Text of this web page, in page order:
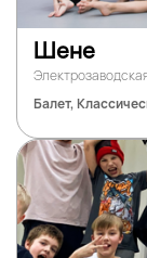
Шене
Балет,